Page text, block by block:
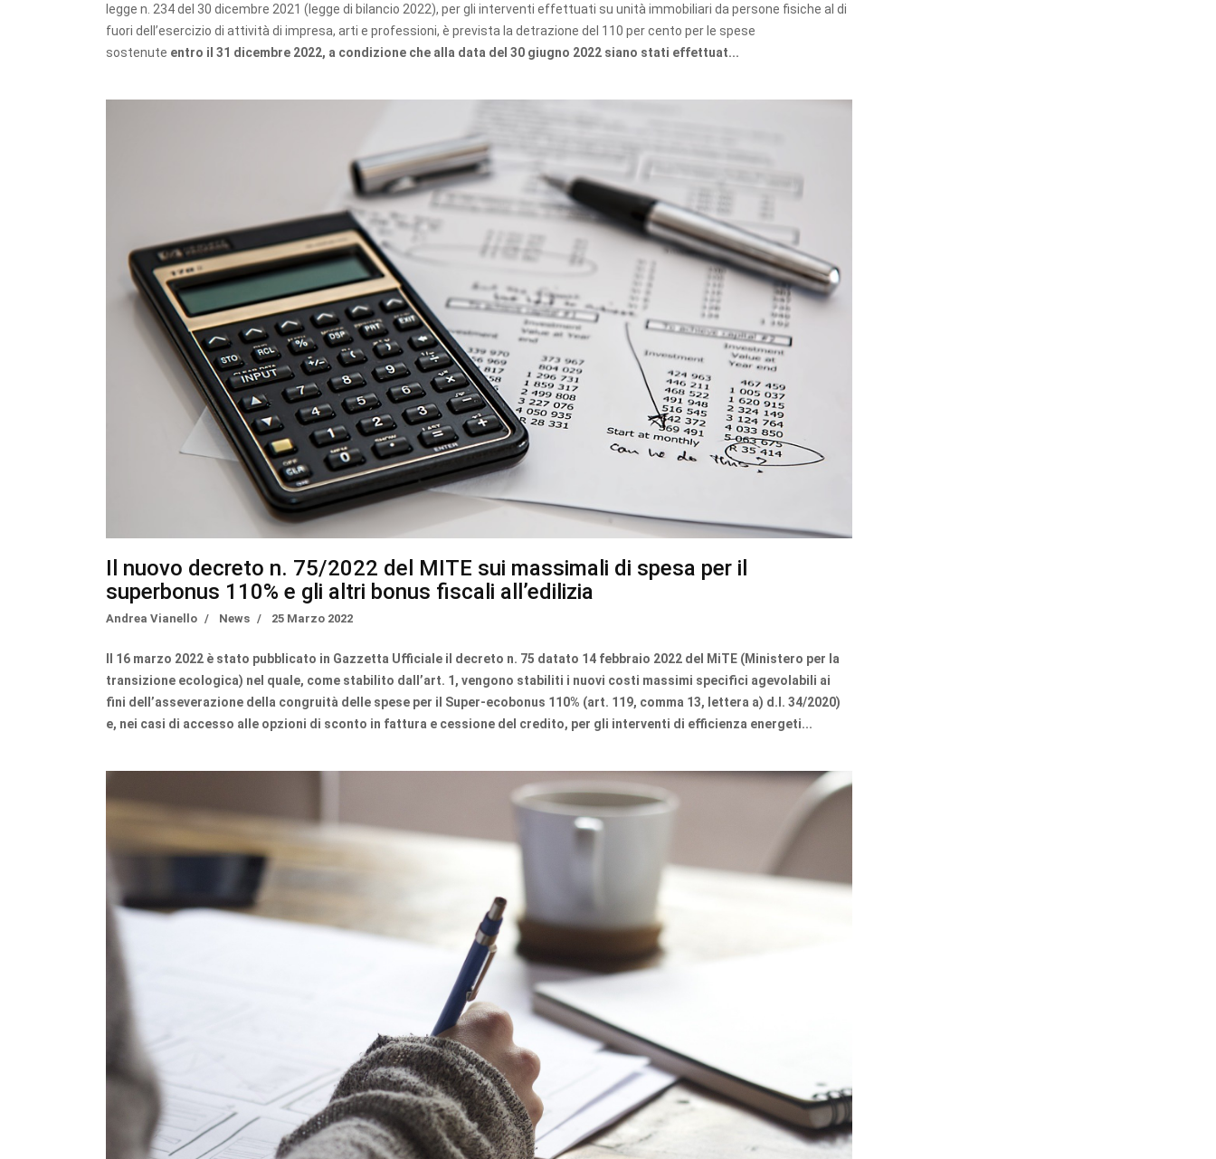
legge n. 234 del 30 dicembre 2021 (legge di bilancio 2022), per gli interventi effettuati su unità immobiliari da persone fisiche al di
fuori dell’esercizio di attività di impresa, arti e professioni, è prevista la detrazione del 110 per cento per le spese
sostenute entro il 31 dicembre 2022, a condizione che alla data del 30 giugno 2022 siano stati effettuat...
Il nuovo decreto n. 75/2022 del MITE sui massimali di spesa per il
superbonus 110% e gli altri bonus fiscali all’edilizia
Andrea Vianello News 25 Marzo 2022
Il 16 marzo 2022 è stato pubblicato in Gazzetta Ufficiale il decreto n. 75 datato 14 febbraio 2022 del MiTE (Ministero per la
transizione ecologica) nel quale, come stabilito dall’art. 1, vengono stabiliti i nuovi costi massimi specifici agevolabili ai
fini dell’asseverazione della congruità delle spese per il Super-ecobonus 110% (art. 119, comma 13, lettera a) d.l. 34/2020)
e, nei casi di accesso alle opzioni di sconto in fattura e cessione del credito, per gli interventi di efficienza energeti...